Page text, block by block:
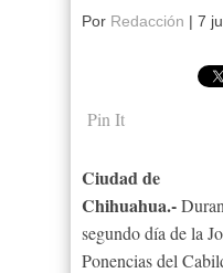
Por Redacción | 7
Pin It
Ciudad de
Chihuahua.-
segundo día de la
Ponencias del